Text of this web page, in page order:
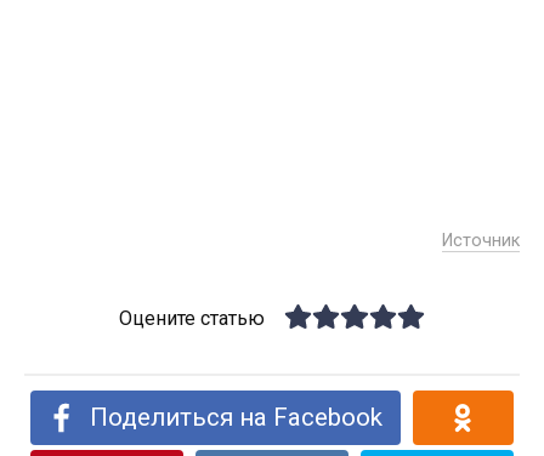
Источник
Оцените статью
Поделиться на Facebook